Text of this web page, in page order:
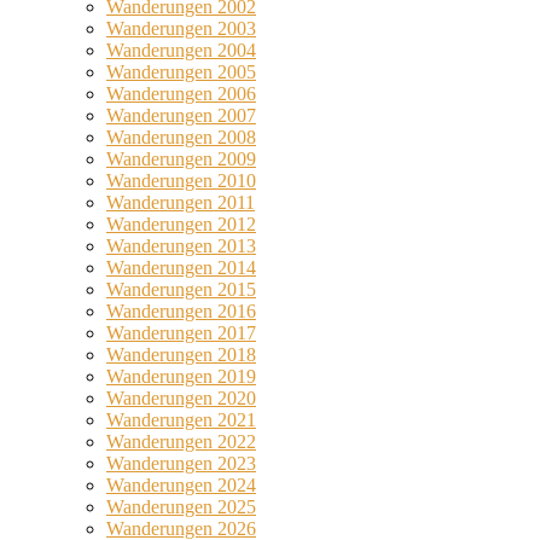
Wanderungen 2002
Wanderungen 2003
Wanderungen 2004
Wanderungen 2005
Wanderungen 2006
Wanderungen 2007
Wanderungen 2008
Wanderungen 2009
Wanderungen 2010
Wanderungen 2011
Wanderungen 2012
Wanderungen 2013
Wanderungen 2014
Wanderungen 2015
Wanderungen 2016
Wanderungen 2017
Wanderungen 2018
Wanderungen 2019
Wanderungen 2020
Wanderungen 2021
Wanderungen 2022
Wanderungen 2023
Wanderungen 2024
Wanderungen 2025
Wanderungen 2026